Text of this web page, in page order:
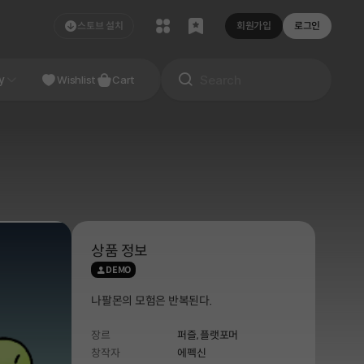
스토브 설치 회원가입 로그인
Studio
Wishlist Cart
상품 정보
DEMO
나팔몬의 모험은 반복된다.
장르 퍼즐,플랫포머
창작자
에펙신